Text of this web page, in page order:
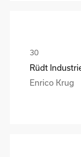
Rüdt
Enrico Krug